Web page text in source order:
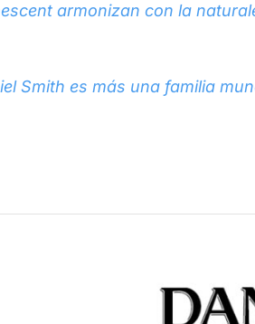
armonizan con la
Smith es más una familia